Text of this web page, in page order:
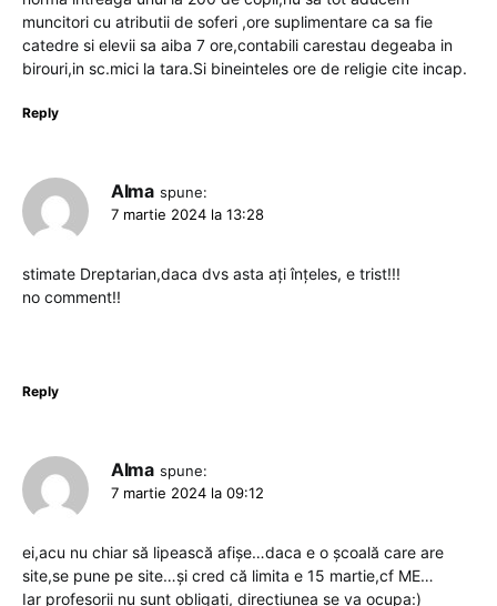
muncitori cu atributii de soferi ,ore suplimentare ca sa fie
catedre si elevii sa aiba 7 ore,contabili carestau degeaba in
birouri,in sc.mici la tara.Si bineinteles ore de religie cite incap.
Reply
Alma spune:
7 martie 2024 la 13:28
stimate Dreptarian,daca dvs asta ați înțeles, e trist!!!
no comment!!
Reply
Alma spune:
7 martie 2024 la 09:12
ei,acu nu chiar să lipească afișe…daca e o școală care are
site,se pune pe site…și cred că limita e 15 martie,cf ME…
Iar profesorii nu sunt obligați, directiunea se va ocupa:)